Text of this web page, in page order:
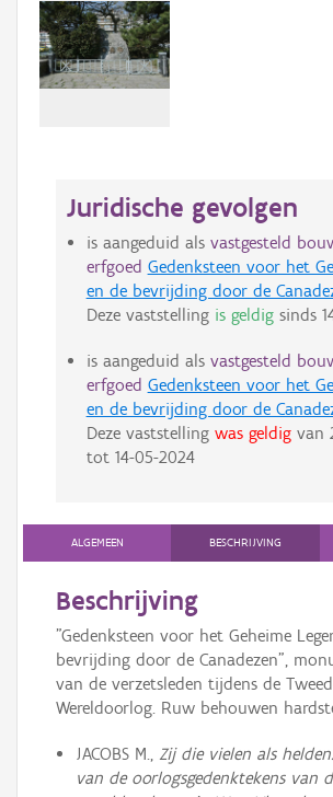
Juridische gevolgen
is aangeduid als vastgesteld
erfgoed Gedenksteen voor het
en de bevrijding door de
Deze vaststelling is geldigsinds
is aangeduid als vastgesteld
erfgoed Gedenksteen voor het
en de bevrijding door de
Deze vaststelling was geldigvan
tot 14-05-2024
ALGEMEEN BESCHRIJVING
Beschrijving
"Gedenksteen voor het Geheime
bevrijding door de Canadezen",
van de verzetsleden tijdens de
Wereldoorlog. Ruw behouwen
JACOBS M., Zij die vielen als
van de oorlogsgedenktekens van